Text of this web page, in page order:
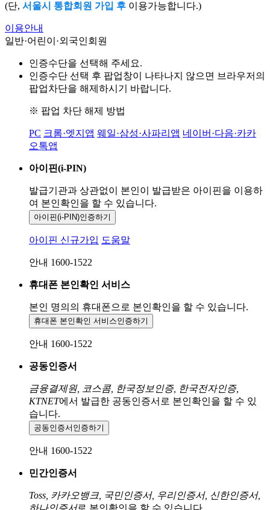
(단, 서울시 통합회원 가입 후 이용가능합니다.)
이용안내
일반·어린이·외국인회원
인증수단을 선택해 주세요.
인증수단 선택 후 팝업창이 나타나지 않으면 브라우저의
팝업차단을 해제하시기 바랍니다.
※ 팝업 차단 해제 방법
PC 크롬·엣지앱 웨일·삼성·사파리앱 네이버·다음·카카
오톡앱
아이핀(i-PIN)
발급기관과 상관없이 본인이 발급받은 아이핀을 이용하
여 본인확인을 할 수 있습니다.
아이핀(i-PIN)인증하기
아이핀 신규가입 도움말
안내 1600-1522
휴대폰 본인확인 서비스
본인 명의의 휴대폰으로 본인확인을 할 수 있습니다.
휴대폰 본인확인 서비스인증하기
안내 1600-1522
공동인증서
금융결제원, 코스콤, 한국정보인증, 한국전자인증,
KTNET에서 발급한 공동인증서로 본인확인을 할 수 있
습니다.
공동인증서 인증하기
안내 1600-1522
민간인증서
Toss, 카카오뱅크, 국민인증서, 우리인증서, 신한인증서,